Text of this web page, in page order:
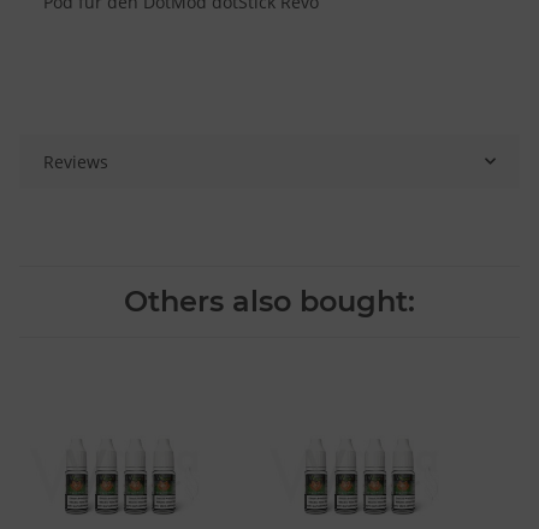
Reviews
Others also bought: